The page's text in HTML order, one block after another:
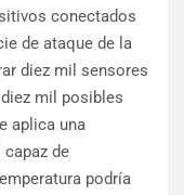
conectados
de ataque de la
diez mil sensores
mil posibles
aplica una
de
podría